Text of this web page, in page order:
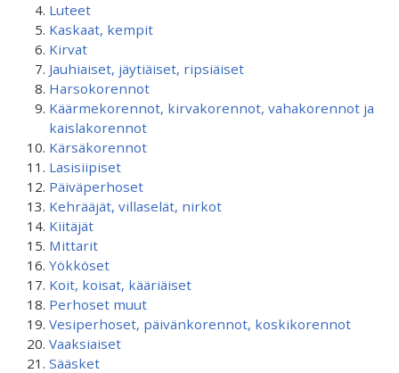
Luteet
Kaskaat, kempit
Kirvat
Jauhiaiset, jäytiäiset, ripsiäiset
Harsokorennot
Käärmekorennot, kirvakorennot, vahakorennot ja
kaislakorennot
Kärsäkorennot
Lasisiipiset
Päiväperhoset
Kehrääjät, villaselät, nirkot
Kiitäjät
Mittarit
Yökköset
Koit, koisat, kääriäiset
Perhoset muut
Vesiperhoset, päivänkorennot, koskikorennot
Vaaksiaiset
Sääsket